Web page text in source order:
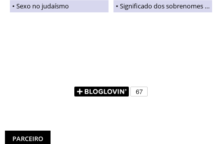
Sexo no judaísmo
Significado dos sobrenomes judaicos
PARCEIRO